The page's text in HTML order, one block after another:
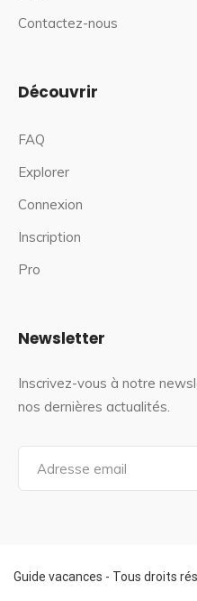
Contactez-nous
Découvrir
FAQ
Explorer
Connexion
Inscription
Pro
Newsletter
Inscrivez-vous à notre
nos dernières actualités.
a
f
o
Guide vacances - Tous droits